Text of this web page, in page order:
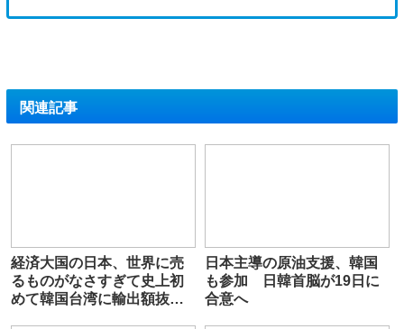
関連記事
経済大国の日本、世界に売
るものがなさすぎて史上初
めて韓国台湾に輸出額抜か
日本主導の原油支援、韓国
も参加 日韓首脳が19日に
合意へ